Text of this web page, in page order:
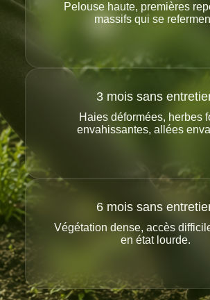
Pelouse haute, premières
massifs qui se
3 mois sans
Haies déformées, herbes
envahissantes, allées
6 mois sans
Végétation dense, accès
en état lourde.